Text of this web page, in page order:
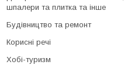
шпалери та плитка та інше
Будівництво та ремонт
Корисні речі
Хобі-туризм